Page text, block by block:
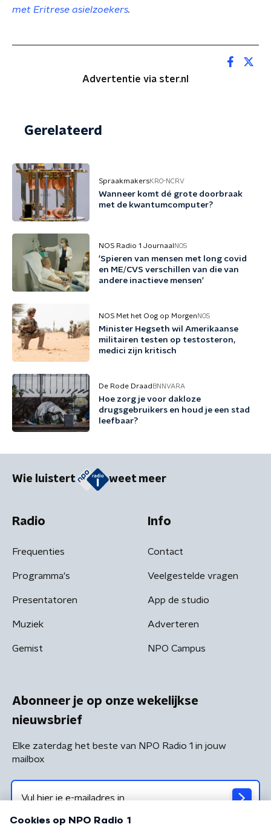
met Eritrese asielzoekers.
Advertentie via ster.nl
Gerelateerd
SpraakmakersKRO-NCRV
Wanneer komt dé grote doorbraak
met de kwantumcomputer?
NOS Radio 1 Journaal NOS
'Spieren van mensen met long covid
en ME/CVS verschillen van die van
andere inactieve mensen'
NOS Met het Oog op Morgen NOS
Minister Hegseth wil Amerikaanse
militairen testen op testosteron,
medici zijn kritisch
De Rode Draad BNNVARA
Hoe zorg je voor dakloze
drugsgebruikers en houd je een stad
leefbaar?
Wie luistert weet meer
Radio
Frequenties
Programma's
Presentatoren
Muziek
Gemist
Info
Contact
Veelgestelde vragen
App de studio
Adverteren
NPO Campus
Abonneer je op onze wekelijkse
nieuwsbrief
Elke zaterdag het beste van NPO Radio 1 in jouw
mailbox